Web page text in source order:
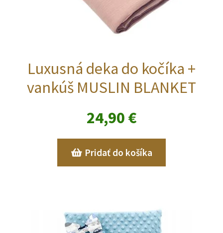
Luxusná deka do kočíka +
vankúš MUSLIN BLANKET
24,90 €
Pridať do košíka